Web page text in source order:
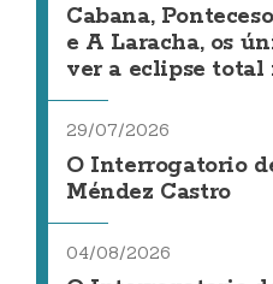
Cabana,
e A Laracha, os
ver a eclipse total
29/07/2026
O Interrogatorio
Méndez Castro
04/08/2026